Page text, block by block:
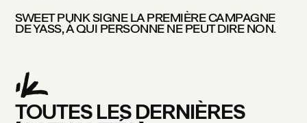
SWEET PUNK SIGNE LA PREMIÈRE CAMPAGNE
DE YASS, À QUI PERSONNE NE PEUT DIRE NON.
TOUTES LES DERNIÈRES